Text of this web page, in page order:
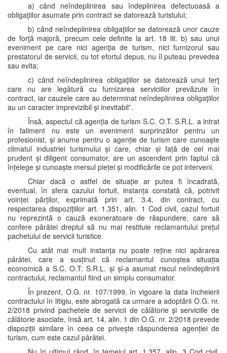
a) când neîndeplinirea sau îndeplinirea defectuoasă a
obligaţiilor asumate prin contract se datorează turistului;
b) când neîndeplinirea obligaţiilor se datorează unor cauze
de forţă majoră, precum cele definite la art. 18 lit. b) sau unui
eveniment pe care nici agenţia de turism, nici furnizorul sau
prestatorul de servicii, cu tot efortul depus, nu îl puteau prevedea
sau evita;
c) când neîndeplinirea obligaţiilor se datorează unui terţ
care nu are legătură cu furnizarea serviciilor prevăzute în
contract, iar cauzele care au determinat neîndeplinirea obligaţiilor
au un caracter imprevizibil şi inevitabil”.
Însă, aspectul că agenția de turism S.C. O.T. S.R.L. a intrat
în faliment nu este un eveniment surprinzător pentru un
profesionist, și anume pentru o agenție de turism care cunoaște
climatul industriei turismului și care, chiar și față de cel mai
prudent și diligent consumator, are un ascendent prin faptul că
înțelege și cunoaște mersul pieței și modificările ce pot interveni.
Chiar dacă o astfel de situație ar putea fi încadrată,
eventual, în sfera cazului fortuit, instanța constată că, potrivit
voinței părților, exprimată prin art. 3.4. din contract, cu
respectarea dispozițiilor art. 1.351, alin. 1 Cod civil, cazul fortuit
nu reprezintă o cauză exoneratoare de răspundere, care să
confere pârâtei dreptul să nu mai restituie reclamantului prețul
pachetului de servicii turistice.
Cu atât mai mult instanța nu poate reține nici apărarea
pârâtei, care a susținut că reclamantul cunoștea situația
economică a S.C. O.T. S.R.L. și și-a asumat riscul neîndeplinirii
contractului, reclamantul fiind un simplu consumator.
În prezent, O.G. nr. 107/1999, în vigoare la data încheierii
contractului în litigiu, este abrogată ca urmare a adoptării O.G. nr.
2/2018 privind pachetele de servicii de călătorie şi serviciile de
călătorie asociate, însă art. 14, alin. 1 din O.G. nr. 2/2018 prevede
dispoziții similare în ceea ce privește răspunderea agenției de
turism, cum este cazul pârâtei.